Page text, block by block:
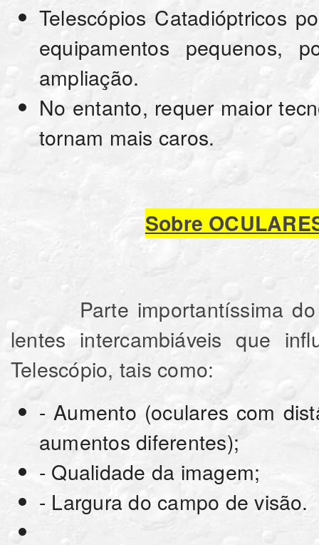
Telescópios Catadióptricos
equipamentos pequenos,
ampliação.
No entanto, requer maior
tornam mais caros.
Sobre
Parte importantíssima do
lentes intercambiáveis que
Telescópio, tais como:
- Aumento (oculares com
aumentos diferentes);
- Qualidade da imagem;
- Largura do campo de visão.